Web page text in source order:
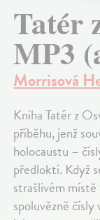
Tatér
MP3
Morrisová
Kniha Tatér z
příběhu, jenž
holocaustu –
předloktí. Když
strašlivém
spoluvězně